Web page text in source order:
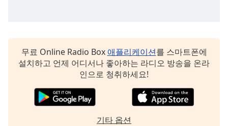
Reset
무료 Online Radio Box 애플리케이션를 스마트폰에
설치하고 언제 어디서나 좋아하는 라디오 방송을 온라
인으로 청취하세요!
기타 옵션